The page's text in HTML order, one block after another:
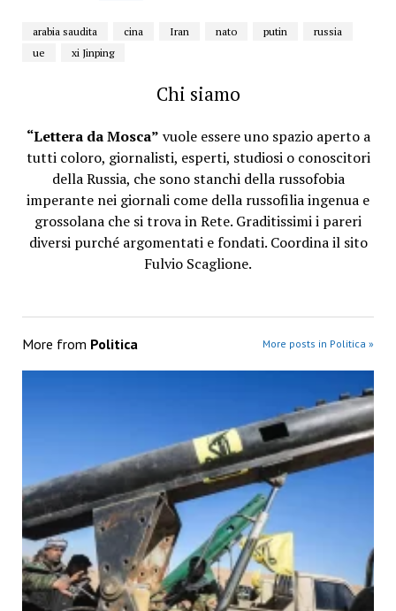
arabia saudita cina Iran nato putin
russia
ue
xi Jinping
Chi siamo
“Lettera da Mosca” vuole essere uno spazio aperto a
tutti coloro, giornalisti, esperti, studiosi o conoscitori
della Russia, che sono stanchi della russofobia
imperante nei giornali come della russofilia ingenua e
grossolana che si trova in Rete. Graditissimi i pareri
diversi purché argomentati e fondati. Coordina il sito
Fulvio Scaglione.
More from Politica More posts in Politica »